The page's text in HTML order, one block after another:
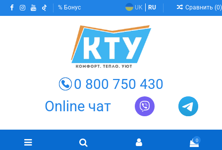
Бонус UK RU Сравнить (0)
0 800 750 430
Online чат
0